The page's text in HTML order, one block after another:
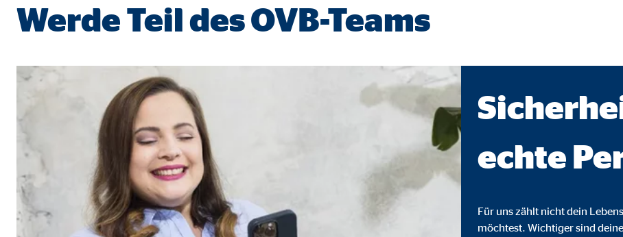
Werde Teil des OVB-Teams
echte
Für uns zählt nicht dein
möchtest. Wichtiger sind
Zweck: Speicherung von Benutzereinstellungen
Einverständnis Cookie | Empfänger: OVB
Name:
Anbieter:
Zweck: Speichern Ihrer Einwilligungen
Cookie Laufzeit: